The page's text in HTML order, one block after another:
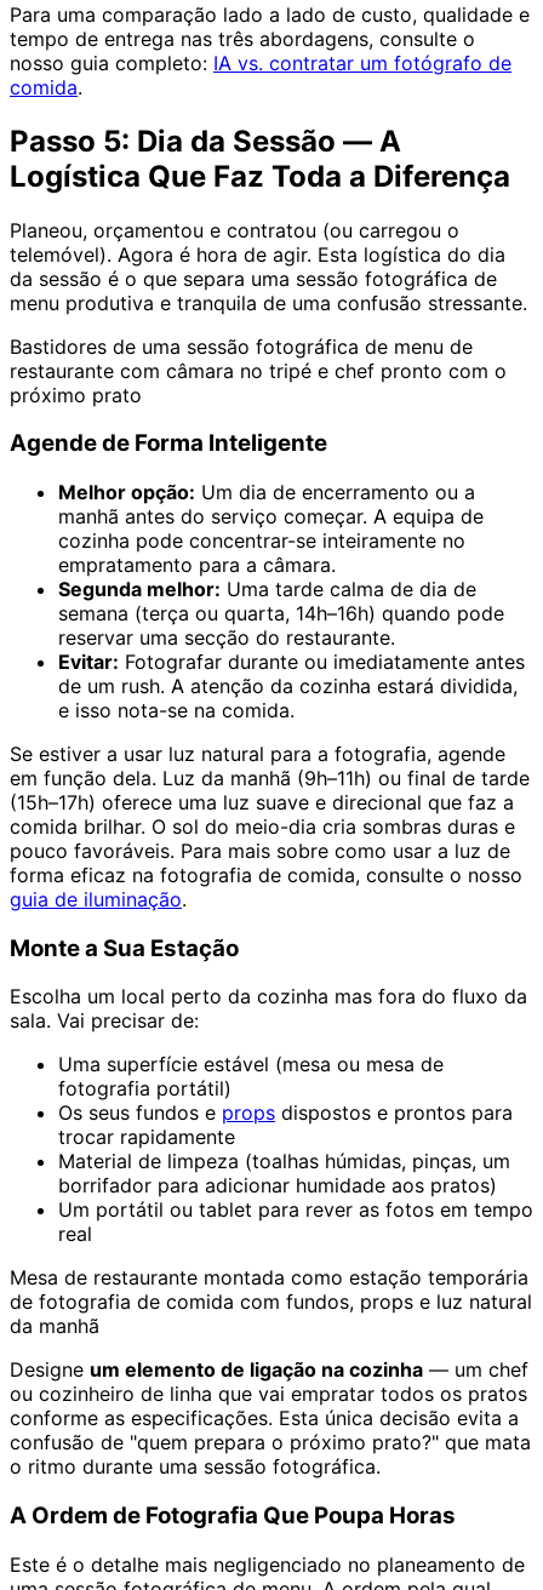
Para uma comparação lado a lado de custo, qualidade e
tempo de entrega nas três abordagens, consulte o
nosso guia completo: IA vs. contratar um fotógrafo de
comida.
Passo 5: Dia da Sessão — A
Logística Que Faz Toda a Diferença
Planeou, orçamentou e contratou (ou carregou o
telemóvel). Agora é hora de agir. Esta logística do dia
da sessão é o que separa uma sessão fotográfica de
menu produtiva e tranquila de uma confusão stressante.
Bastidores de uma sessão fotográfica de menu de
restaurante com câmara no tripé e chef pronto com o
próximo prato
Agende de Forma Inteligente
Melhor opção: Um dia de encerramento ou a
manhã antes do serviço começar. A equipa de
cozinha pode concentrar-se inteiramente no
empratamento para a câmara.
Segunda melhor: Uma tarde calma de dia de
semana (terça ou quarta, 14h–16h) quando pode
reservar uma secção do restaurante.
Evitar: Fotografar durante ou imediatamente antes
de um rush. A atenção da cozinha estará dividida,
e isso nota-se na comida.
Se estiver a usar luz natural para a fotografia, agende
em função dela. Luz da manhã (9h–11h) ou final de tarde
(15h–17h) oferece uma luz suave e direcional que faz a
comida brilhar. O sol do meio-dia cria sombras duras e
pouco favoráveis. Para mais sobre como usar a luz de
forma eficaz na fotografia de comida, consulte o nosso
guia de iluminação.
Monte a Sua Estação
Escolha um local perto da cozinha mas fora do fluxo da
sala. Vai precisar de:
Uma superfície estável (mesa ou mesa de
fotografia portátil)
Os seus fundos e props dispostos e prontos para
trocar rapidamente
Material de limpeza (toalhas húmidas, pinças, um
borrifador para adicionar humidade aos pratos)
Um portátil ou tablet para rever as fotos em tempo
real
Mesa de restaurante montada como estação temporária
de fotografia de comida com fundos, props e luz natural
da manhã
Designe um elemento de ligação na cozinha — um chef
ou cozinheiro de linha que vai empratar todos os pratos
conforme as especificações. Esta única decisão evita a
confusão de "quem prepara o próximo prato?" que mata
o ritmo durante uma sessão fotográfica.
A Ordem de Fotografia Que Poupa Horas
Este é o detalhe mais negligenciado no planeamento de